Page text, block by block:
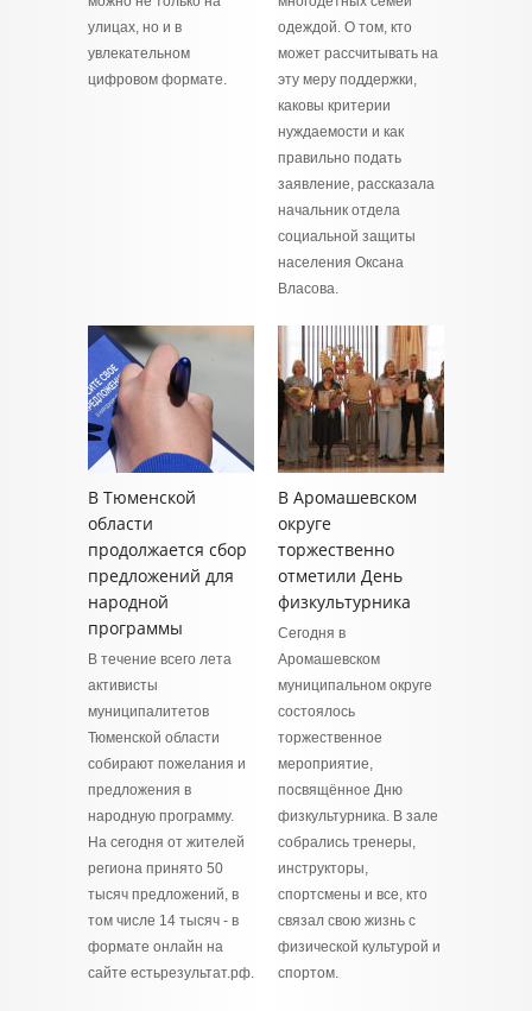
улицах, но и в
увлекательном
цифровом формате.
одеждой. О том, кто
может рассчитывать на
эту меру поддержки,
каковы критерии
нуждаемости и как
правильно подать
заявление, рассказала
начальник отдела
социальной защиты
населения Оксана
Власова.
В Тюменской
области
продолжается сбор
предложений для
народной
программы
В течение всего лета
активисты
муниципалитетов
Тюменской области
собирают пожелания и
предложения в
народную программу.
На сегодня от жителей
региона принято 50
тысяч предложений, в
том числе 14 тысяч - в
формате онлайн на
сайте естьрезультат.рф.
В Аромашевском
округе
торжественно
отметили День
физкультурника
Сегодня в
Аромашевском
муниципальном округе
состоялось
торжественное
мероприятие,
посвящённое Дню
физкультурника. В зале
собрались тренеры,
инструкторы,
спортсмены и все, кто
связал свою жизнь с
физической культурой и
спортом.